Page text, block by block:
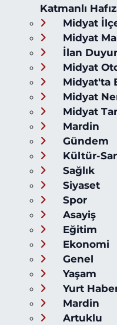
Katmanlı
Midyat
Midyat
İlan
Midyat
Midyat'ta
Midyat
Midyat
Mardin
Gündem
Kültür-
Sağlık
Siyaset
Spor
Asayiş
Eğitim
Ekonomi
Genel
Yaşam
Yurt
Mardin
Artuklu